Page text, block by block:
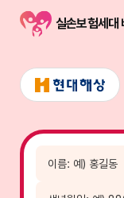
실손보험세대